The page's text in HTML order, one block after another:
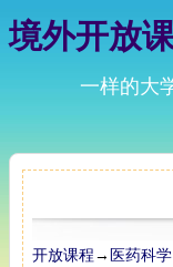
境外开放
一样的大
开放课程→ 医药科学